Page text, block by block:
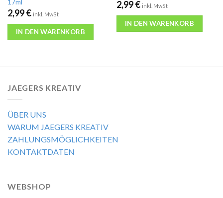
17ml
2,99€ inkl. MwSt
IN DEN WARENKORB
2,99€ inkl. MwSt
IN DEN WARENKORB
JAEGERS KREATIV
ÜBER UNS
WARUM JAEGERS KREATIV
ZAHLUNGSMÖGLICHKEITEN
KONTAKTDATEN
WEBSHOP